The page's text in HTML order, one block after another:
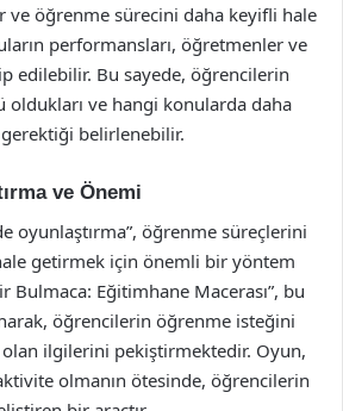
ve öğrenme sürecini daha keyifli hale
performansları, öğretmenler ve
edilebilir. Bu sayede, öğrencilerin
oldukları ve hangi konularda daha
belirlenebilir.
ve Önemi
oyunlaştırma”, öğrenme süreçlerini
getirmek için önemli bir yöntem
Bulmaca: Eğitimhane Macerası”, bu
öğrencilerin öğrenme isteğini
ilgilerini pekiştirmektedir. Oyun,
olmanın ötesinde, öğrencilerin